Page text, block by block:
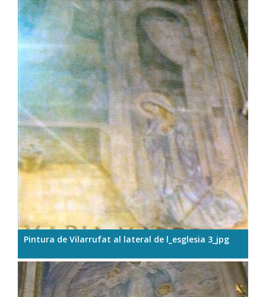
Pintura de Vilarrufat al lateral de l_esglesia 3_jpg